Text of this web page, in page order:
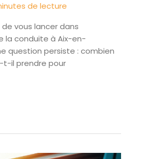
de lecture
vous lancer dans
la conduite à Aix-en-
question persiste : combien
il prendre pour